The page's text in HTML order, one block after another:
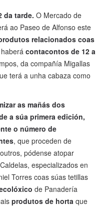
da tarde. O Mercado de
ao Paseo de Alfonso este
relacionados coas
contacontos de 12 a
da compañía Migallas
terá a unha cabaza como
as mañás dos
a súa primera edición,
o número de
, que proceden de
pódense atopar
especializados en
Torres coas súas tetillas
de Panadería
produtos de horta que